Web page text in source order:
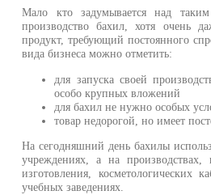
Мало кто задумывается над
производство бахил, хотя очень
продукт, требующий постоянного
вида бизнеса можно отметить:
для запуска своей
особо крупных вложений
для бахил не нужно особых
товар недорогой, но имеет
На сегодняшний день бахилы
учреждениях, а на производствах,
изготовления, косметологических
учебных заведениях.